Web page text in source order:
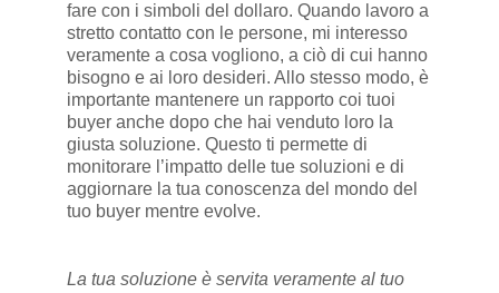
fare con i simboli del dollaro. Quando lavoro a
stretto contatto con le persone, mi interesso
veramente a cosa vogliono, a ciò di cui hanno
bisogno e ai loro desideri. Allo stesso modo, è
importante mantenere un rapporto coi tuoi
buyer anche dopo che hai venduto loro la
giusta soluzione. Questo ti permette di
monitorare l’impatto delle tue soluzioni e di
aggiornare la tua conoscenza del mondo del
tuo buyer mentre evolve.
La tua soluzione è servita veramente al tuo